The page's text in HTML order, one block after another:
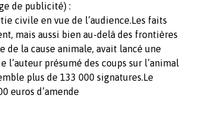
de publicité) :
civile en vue de l’audience.Les faits
mais aussi bien au-delà des frontières
la cause animale, avait lancé une
l’auteur présumé des coups sur l’animal
plus de 133 000 signatures.Le
euros d’amende